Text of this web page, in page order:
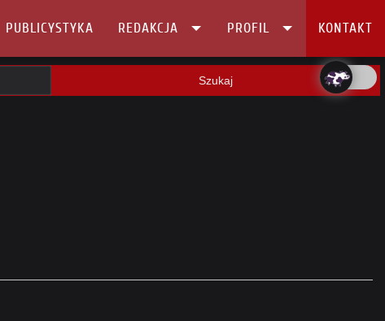
PUBLICYSTYKA REDAKCJA PROFIL KONTAKT
Szukaj